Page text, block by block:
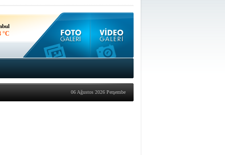
°C
06 Ağustos 2026 Perşembe